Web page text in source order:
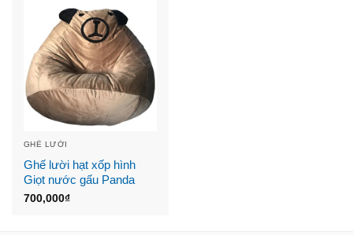
GHẾ LƯỜI
Ghế lười hạt xốp hình
Giọt nước gấu Panda
700,000₫